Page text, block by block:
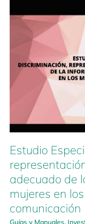
Estudio
adecuado de
mujeres en
comunicación
Guías y Manuales,
Discriminación,
representación
tratamiento
adecuado
la
información
mujeres
los
medios
de
comunicación